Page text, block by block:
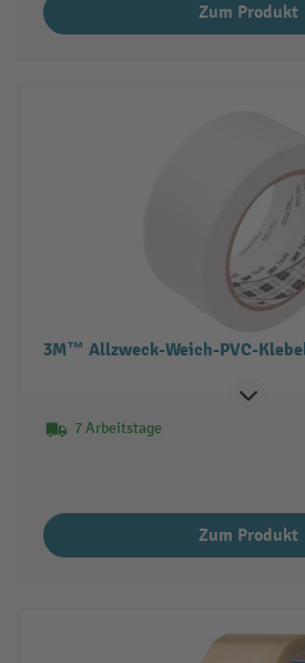
Zum Produkt
3M™ Allzweck-Weich-PVC-
7 Arbeitstage
Zum Produkt